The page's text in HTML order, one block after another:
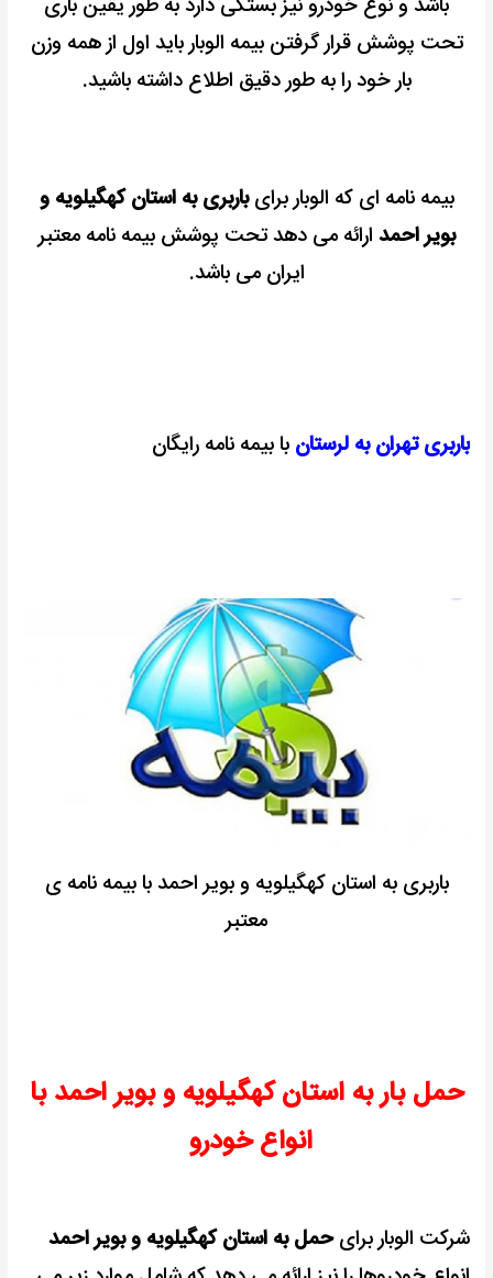
باشد و نوع خودرو نیز بستگی دارد به طور یقین باری
تحت پوشش قرار گرفتن بیمه الوبار باید اول از همه وزن
بار خود را به طور دقیق اطلاع داشته باشید.
بیمه نامه ای که الوبار برایباربری به استان کهگیلویه و
بویر احمد ارائه می دهد تحت پوشش بیمه نامه معتبر
ایران می باشد.
باربری تهران به لرستان با بیمه نامه رایگان
باربری به استان کهگیلویه و بویر احمد با بیمه نامه ی
معتبر
حمل بار به استان کهگیلویه و بویر احمد با
انواع خودرو
شرکت الوبار برایحمل به استان کهگیلویه و بویر احمد